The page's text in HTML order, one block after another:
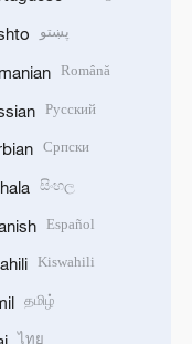
پښتو
Română
Русский
Српски
සිංහල
Español
Kiswahili
தமிழ்
ไทย